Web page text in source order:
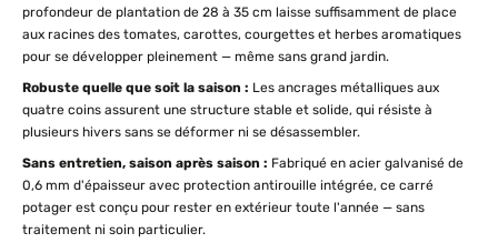
profondeur de plantation de 28 à 35 cm laisse suffisamment de place
aux racines des tomates, carottes, courgettes et herbes aromatiques
pour se développer pleinement — même sans grand jardin.
Robuste quelle que soit la saison : Les ancrages métalliques aux
quatre coins assurent une structure stable et solide, qui résiste à
plusieurs hivers sans se déformer ni se désassembler.
Sans entretien, saison après saison : Fabriqué en acier galvanisé de
0,6 mm d'épaisseur avec protection antirouille intégrée, ce carré
potager est conçu pour rester en extérieur toute l'année — sans
traitement ni soin particulier.